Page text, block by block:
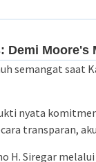
semangat saat
nyata
transparan,
H. Siregar